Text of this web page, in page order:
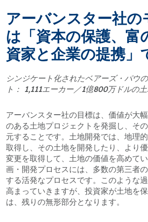
アーバンスター社の
は「資本の保護、富
資家と企業の提携」
シンジケート化されたベアーズ・パウ
ト： 1,111エーカー／1億800万ドルの土
アーバンスター社の目標は、価値が大
のある土地プロジェクトを発掘し、そ
元することです。土地開発では、地理
取得し、その土地を開発したり、より
変更を取得して、土地の価値を高めて
画・開発プロセスには、多数の第三者
する活発なプロセスです。このような
高まっていきますが、投資家が土地を
は、残りの無形部分となります。